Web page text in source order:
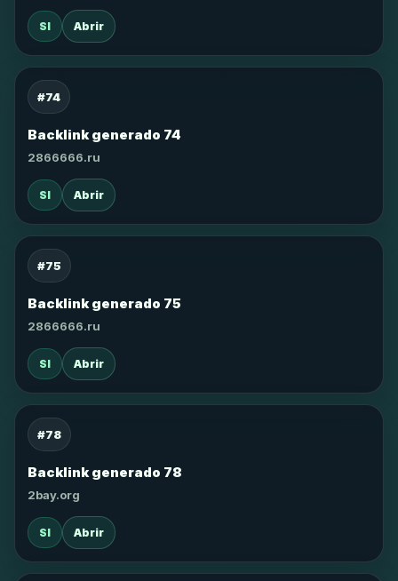
SI Abrir
#74
Backlink generado 74
2866666.ru
SI Abrir
#75
Backlink generado 75
2866666.ru
SI Abrir
#78
Backlink generado 78
2bay.org
SI Abrir